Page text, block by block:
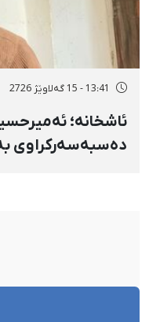
13:41 - 15 گەلاوێژ 2726
ئاشخانە؛
دەسبەسەرکراوی